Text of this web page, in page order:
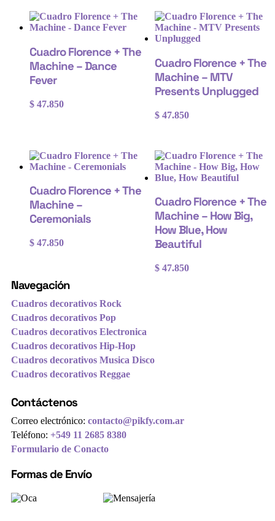
Cuadro Florence + The
Machine – Dance
Fever
$ 47.850
Cuadro Florence + The
Machine – MTV
Presents Unplugged
$47.850
Cuadro Florence + The
Machine –
Ceremonials
$ 47.850
Cuadro Florence + The
Machine – How Big,
How Blue, How
Beautiful
$47.850
Navegación
Cuadros decorativos Rock
Cuadros decorativos Pop
Cuadros decorativos Electronica
Cuadros decorativos Hip-Hop
Cuadros decorativos Musica Disco
Cuadros decorativos Reggae
Contáctenos
Correo electrónico: contacto@pikfy.com.ar
Teléfono: +549 11 2685 8380
Formulario de Conacto
Formas de Envío